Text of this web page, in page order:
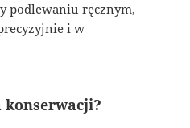
podlewaniu ręcznym,
i w
konserwacji?